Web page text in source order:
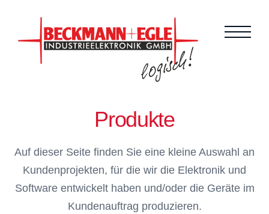
Produkte
Auf dieser Seite finden Sie eine kleine Auswahl an
Kundenprojekten, für die wir die Elektronik und
Software entwickelt haben und/oder die Geräte im
Kundenauftrag produzieren.